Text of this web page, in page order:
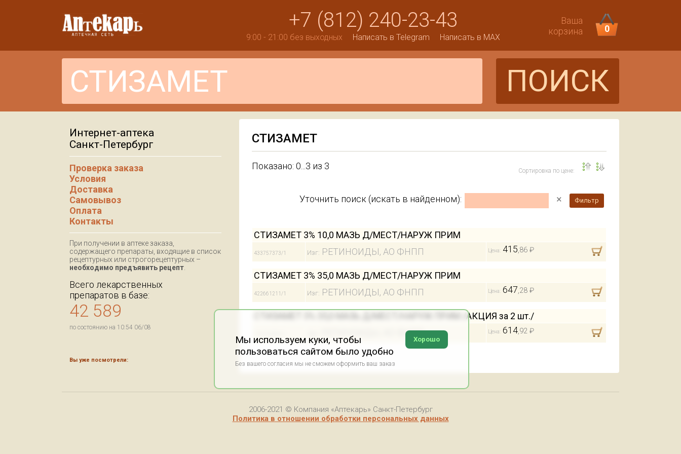
+7 (812) 240-23-43
9:00 - 21:00 без выходных Написать в Telegram Написать в MAX
Ваша
корзина
0
ПОИСК
Интернет-аптека
Санкт-Петербург
Проверка заказа
Условия
Доставка
Самовывоз
Оплата
Контакты
При получении в аптеке заказа,
содержащего препараты, входящие в список
рецептурных или строгорецептурных –
необходимо предъявить рецепт
Всего лекарственных
препаратов в базе:
42 589
по состоянию на 10:54 06/08
Вы уже посмотрели:
СТИЗАМЕТ
Сортировка по цене:
Показано: 0...3 из 3
× Фильтр
Уточнить поиск (искать в найденном):
СТИЗАМЕТ 3% 10,0 МАЗЬ Д/МЕСТ/НАРУЖ ПРИМ
433757373/1 Изг: РЕТИНОИДЫ, АО ФНПП Цена: 415,86 ₽
СТИЗАМЕТ 3% 35,0 МАЗЬ Д/МЕСТ/НАРУЖ ПРИМ
422661211/1 Изг: РЕТИНОИДЫ, АО ФНПП Цена: 647,28 ₽
СТИЗАМЕТ 3% 35,0 МАЗЬ Д/МЕСТ/НАРУЖ ПРИМ /АКЦИЯ за 2 шт./
РЕТИНОИДЫ, АО ФНПП Цена: 614,92 ₽
2006-2021 © Компания «Аптекарь» Санкт-Петербург
Политика в отношении обработки персональных данных
Хорошо
Мы используем куки, чтобы
пользоваться сайтом было удобно
Без вашего согласия мы не сможем оформить ваш заказ